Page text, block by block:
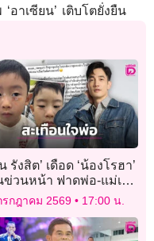
อาเซียน’ เติบโตยั่งยืน
รังสิต’ เดือด ‘น้องโรฮา’
ข่วนหน้า ฟาดพ่อ-แม่เด็ก
กป่วยควรดูแลอย่าปล่อย
ภัยสังคม!
รกฎาคม 2569 17:00 น.